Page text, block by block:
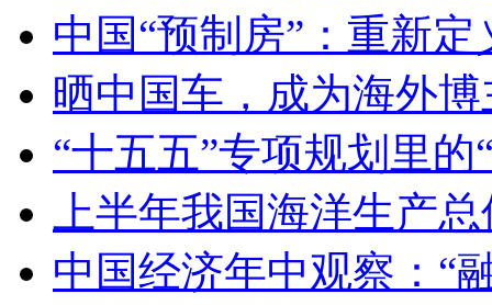
中国“预制房”：重新
晒中国车，成为海外博
“十五五”专项规划里的
上半年我国海洋生产
中国经济年中观察：“